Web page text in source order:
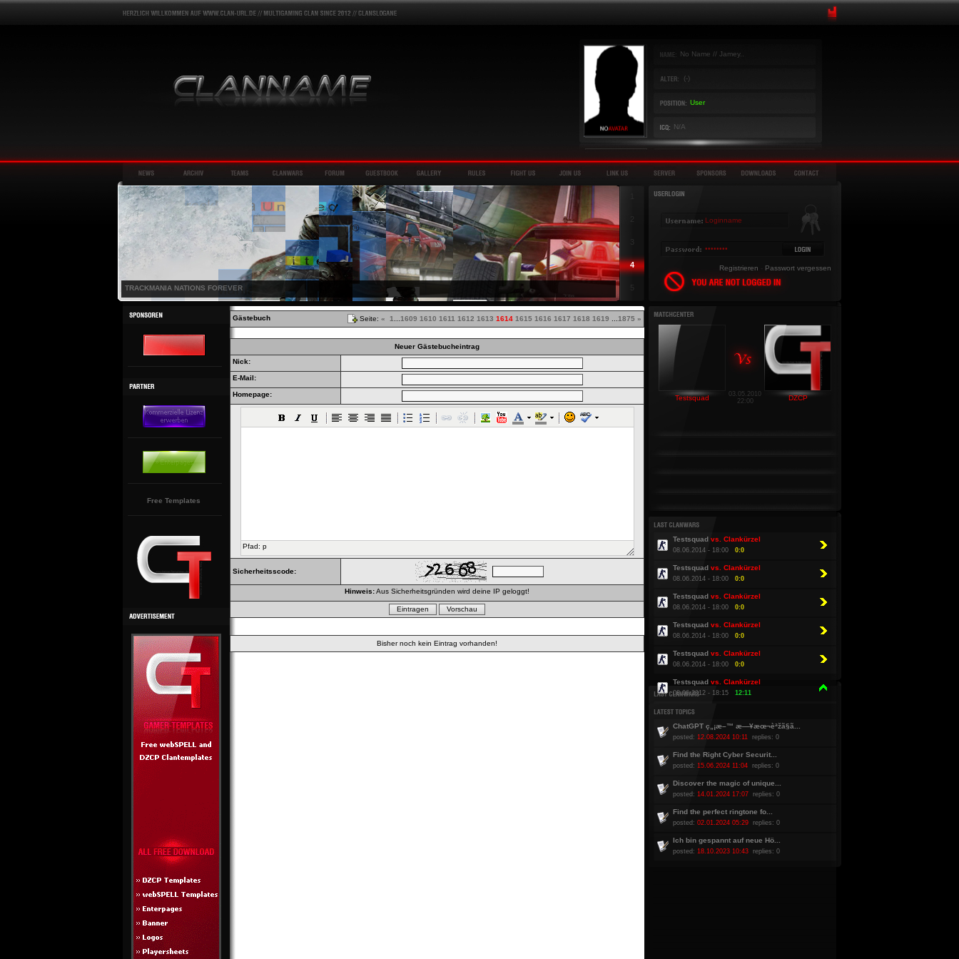
No Name // Jamey..
(-)
User
N/A
TRACKMANIA NATIONS FOREVER
3
4 Registrieren Passwort vergessen
Free Templates
Gästebuch Seite: « 1 1609 1610 1611 1612 1613 1614 1615 1616 1617 1618 1619 1875 »
Neuer Gästebucheintrag
Nick:
E-Mail:
Homepage:
Pfad: p
Sicherheitsscode:
Hinweis:Aus Sicherheitsgründen wird deine IP geloggt!
Bisher noch kein Eintrag vorhanden!
Testsquad
03.05.2010
22:00
DZCP
Testsquad vs. Clankürzel
08.06.2014 - 18:00 0:0
Testsquad vs. Clankürzel
08.06.2014 - 18:00 0:0
Testsquad vs. Clankürzel
08.06.2014 - 18:00 0:0
Testsquad vs. Clankürzel
08.06.2014 - 18:00 0:0
Testsquad vs. Clankürzel
08.06.2014 - 18:00 0:0
Testsquad vs. Clankürzel
08.06.2012 - 18:15 12:11
ChatGPT ç„¡æ–™ æ—¥æœ¬èªžã§ã...
posted: 12.08.2024 10:11 replies: 0
Find the Right Cyber Securit...
posted: 15.06.2024 11:04 replies: 0
Discover the magic of unique...
posted: 14.01.2024 17:07 replies: 0
Find the perfect ringtone fo...
posted: 02.01.2024 05:29 replies: 0
Ich bin gespannt auf neue Hö...
posted: 18.10.2023 10:43 replies: 0